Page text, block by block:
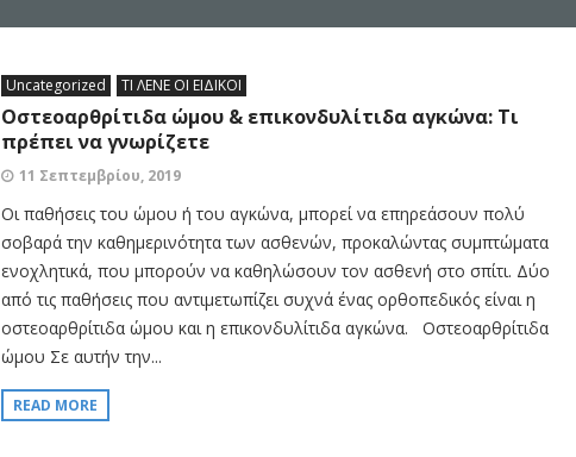
Uncategorized ΤΙ ΛΕΝΕ ΟΙ ΕΙΔΙΚΟΙ
Οστεοαρθρίτιδα ώμου & επικονδυλίτιδα αγκώνα: Τι
πρέπει να γνωρίζετε
11 Σεπτεμβρίου, 2019
Οι παθήσεις του ώμου ή του αγκώνα, μπορεί να επηρεάσουν πολύ
σοβαρά την καθημερινότητα των ασθενών, προκαλώντας συμπτώματα
ενοχλητικά, που μπορούν να καθηλώσουν τον ασθενή στο σπίτι. Δύο
από τις παθήσεις που αντιμετωπίζει συχνά ένας ορθοπεδικός είναι η
οστεοαρθρίτιδα ώμου και η επικονδυλίτιδα αγκώνα. Οστεοαρθρίτιδα
ώμου Σε αυτήν την...
READ MORE